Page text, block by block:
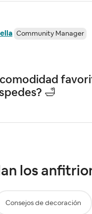
Community Manager
comodidad
🛁
los
Consejos de decoración